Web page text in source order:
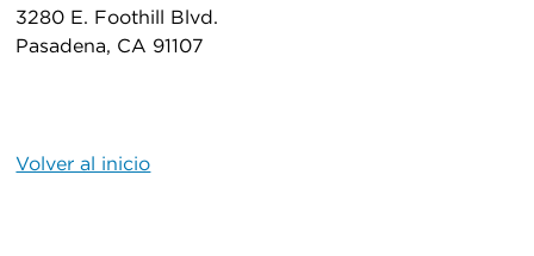
3280 E. Foothill Blvd.
Pasadena, CA 91107
Volver al inicio